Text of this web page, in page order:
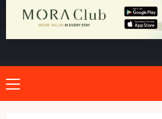
Primary
Menu